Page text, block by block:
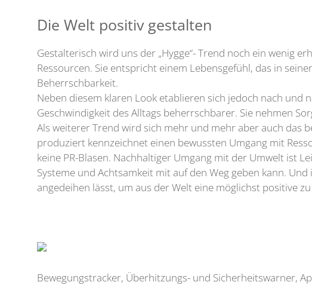
Die Welt positiv gestalten
Gestalterisch wird uns der „Hygge“- Trend noch ein wenig
Ressourcen. Sie entspricht einem Lebensgefühl, das in
Beherrschbarkeit.
Neben diesem klaren Look etablieren sich jedoch nach
Geschwindigkeit des Alltags beherrschbarer. Sie nehmen
Als weiterer Trend wird sich mehr und mehr aber auch das
produziert kennzeichnet einen bewussten Umgang mit
keine PR-Blasen. Nachhaltiger Umgang mit der Umwelt ist
Systeme und Achtsamkeit mit auf den Weg geben kann.
angedeihen lässt, um aus der Welt eine möglichst positive
Bewegungstracker, Überhitzungs- und Sicherheitswarner,